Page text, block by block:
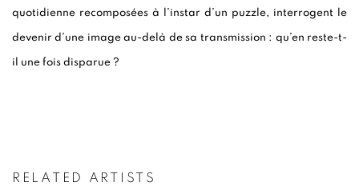
quotidienne recomposées à l’instar d’un puzzle, interrogent le
devenir d’une image au-delà de sa transmission : qu’en reste-t-
il une fois disparue ?
RELATED ARTISTS